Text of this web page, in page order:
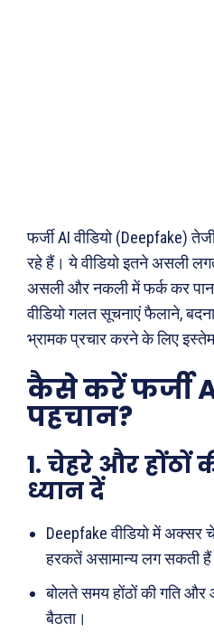
फर्जी AI वीडियो (Deepfake)
रहे हैं। ये वीडियो इतने असली
असली और नकली में फर्क कर
वीडियो गलत सूचनाएं फैलाने,
भ्रामक प्रचार करने के लिए
कैसे करें फर्जी
पहचान?
1. चेहरे और होंठों
ध्यान दें
Deepfake वीडियो में अक्सर
हरकतें असामान्य लग सकती
बोलते समय होंठों की गति
बैठता।